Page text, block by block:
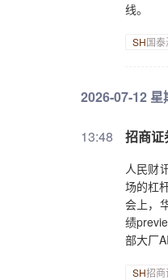
线。
SH国泰
2026-07-12 星
13:48 招商证
人民财
场的杠
会上，
绩
部大厂
SH招商